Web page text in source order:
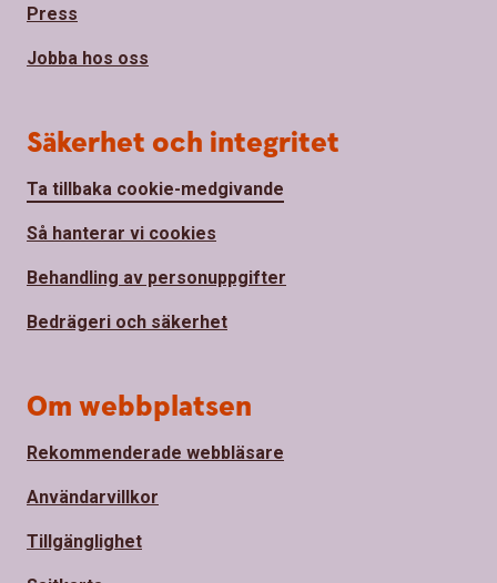
Press
Jobba hos oss
Säkerhet och integritet
Ta tillbaka cookie-medgivande
Så hanterar vi cookies
Behandling av personuppgifter
Bedrägeri och säkerhet
Om webbplatsen
Rekommenderade webbläsare
Användarvillkor
Tillgänglighet